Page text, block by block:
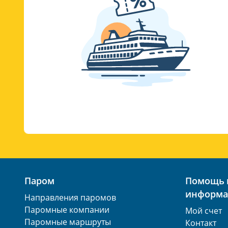
Паром
Направления паромов
Паромные компании
Паромные маршруты
Помощь
Мой счет
Контакт